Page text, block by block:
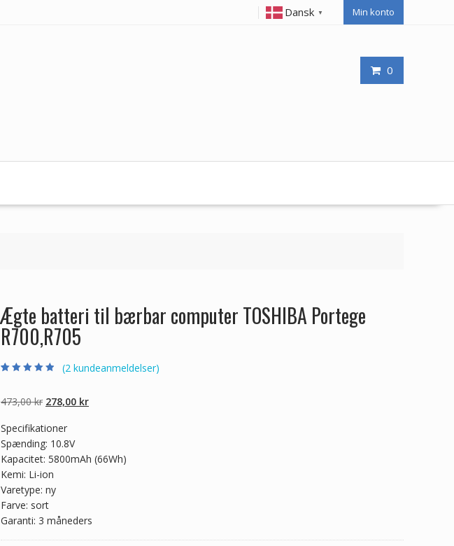
Dansk ▼ Min konto
0
Ægte batteri til bærbar computer TOSHIBA Portege
R700,R705
baseret på
kundebedømme
(2 kundeanmeldelser)
473,00kr Den
pris
var:
473,00 kr.
278,00 krDen
278,00 kr.
Specifikationer
Spænding: 10.8V
Kapacitet: 5800mAh (66Wh)
Kemi: Li-ion
Varetype: ny
Farve: sort
Garanti: 3 måneders